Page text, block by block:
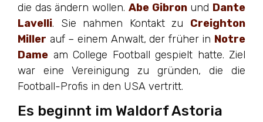
die das ändern wollen. Abe Gibronund Dante
Lavelli. Sie nahmen Kontakt zu Creighton
Miller auf – einem Anwalt, der früher in Notre
Dame am College Football gespielt hatte. Ziel
war eine Vereinigung zu gründen, die die
Football-Profis in den USA vertritt.
Es beginnt im Waldorf Astoria